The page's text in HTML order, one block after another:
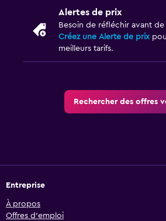
Alertes de prix
Besoin de réfléchir avant de
Créez une Alerte de prix
meilleurs tarifs.
Rechercher des offres
Entreprise
À propos
Offres d’emploi